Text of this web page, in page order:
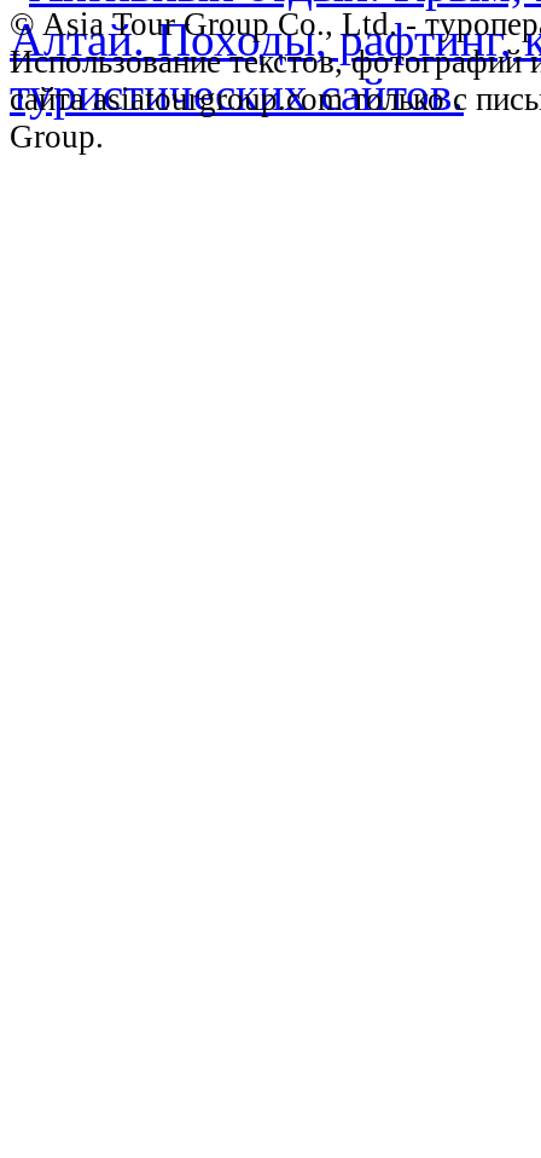
© Asia Tour Group Co., Ltd. -
Использование текстов,
сайта asiatourgroup.com только с
Group.